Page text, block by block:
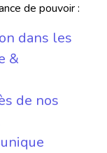
de pouvoir :
dans les
&
de nos